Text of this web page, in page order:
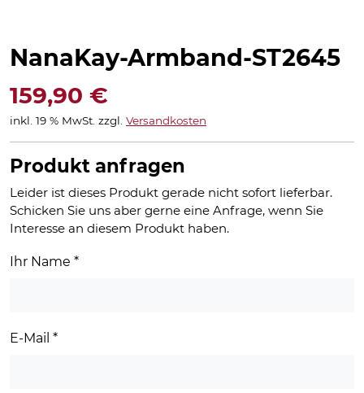
NanaKay-Armband-ST2645
159,90 €
inkl. 19 % MwSt. zzgl. Versandkosten
Produkt anfragen
Leider ist dieses Produkt gerade nicht sofort lieferbar.
Schicken Sie uns aber gerne eine Anfrage, wenn Sie
Interesse an diesem Produkt haben.
Ihr Name *
E-Mail *